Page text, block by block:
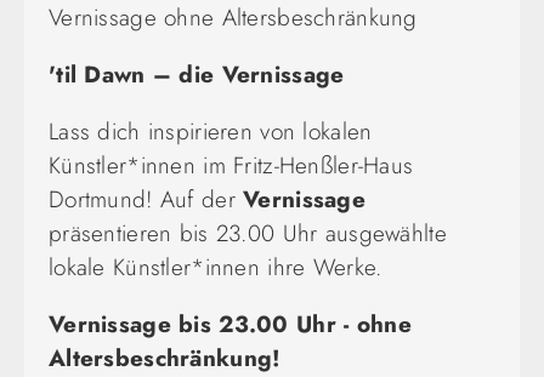
Vernissage ohne Altersbeschränkung
'til Dawn – die Vernissage
Lass dich inspirieren von lokalen
Künstler*innen im Fritz-Henßler-Haus
Dortmund! Auf derVernissage
präsentieren bis 23.00 Uhr ausgewählte
lokale Künstler*innen ihre Werke.
Vernissage bis 23.00 Uhr - ohne
Altersbeschränkung!